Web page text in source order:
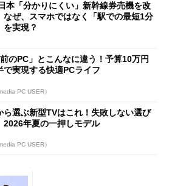
本「分かりにくい」新幹線券売機を改
ぜ、スマホではなく「駅での最短1分
を実現？
前のPC」とこんなに違う！予算10万円
で実現する快適PCライフ
PC USER）
ら選ぶ新型TVはこれ！失敗しない選び
2026年夏の一押しモデル
PC USER）